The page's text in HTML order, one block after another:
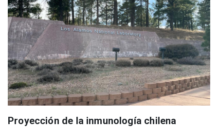
Proyección de la inmunología chilena